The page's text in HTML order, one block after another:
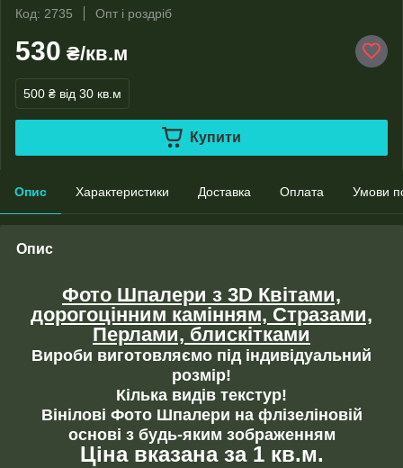
Код: 2735
Опт і роздріб
530 ₴/кв.м
500 ₴ від 30 кв.м
Купити
Опис Характеристики Доставка Оплата Умови
Опис
Фото Шпалери з 3D Квітами,
дорогоцінним камінням, Стразами,
Перлами, блискітками
Вироби виготовляємо під індивідуальний
розмір!
Кілька видів текстур!
Вінілові Фото Шпалери на флізеліновій
основі з будь-яким зображенням
Ціна вказана за 1 кв.м.